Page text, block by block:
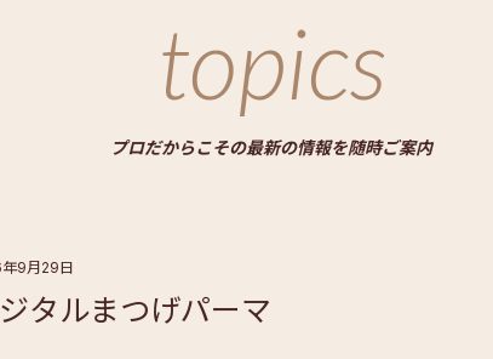
topics
プロだからこその最新の情報を随時ご案内
9月29日
タルまつげパーマ